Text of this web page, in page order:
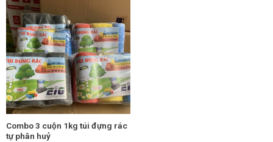
Combo 3 cuộn 1kg túi đựng rác
tự phân huỷ
này
có
nhiều
biến
thể.
Các
tùy
chọn
có